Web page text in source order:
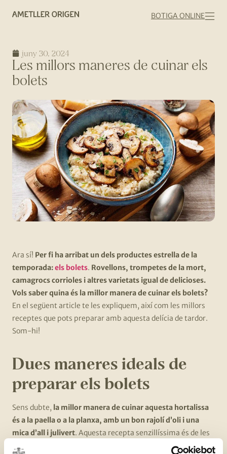
BOTIGA ONLINE
juny 30, 2024
Les millors maneres de cuinar els
bolets
Ara sí! Per fi ha arribat un dels productes estrella de la
temporada:els bolets. Rovellons, trompetes de la mort,
camagrocs corrioles i altres varietats igual de delicioses.
Vols saber quina és la millor manera de cuinar els bolets?
En el següent article te les expliquem, així com les millors
receptes que pots preparar amb aquesta delícia de tardor.
Som-hi!
Dues maneres ideals de
preparar els bolets
Sens dubte, la millor manera de cuinar aquesta hortalissa
és a la paella o a la planxa, amb un bon rajolí d’oli i una
mica d’all i julivert. Aquesta recepta senzillíssima és de les
millors i de les més saboroses. De totes maneres,